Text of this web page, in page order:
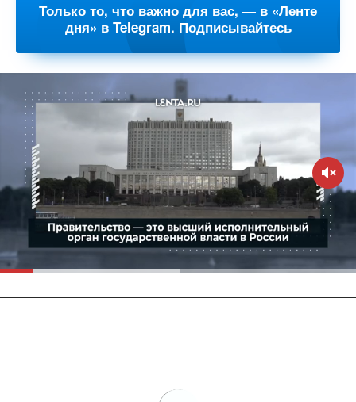
Только то, что важно для вас, — в «Ленте
дня» в Telegram. Подписывайтесь